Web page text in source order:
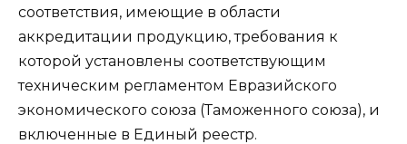
соответствия, имеющие в области
аккредитации продукцию, требования к
которой установлены соответствующим
техническим регламентом Евразийского
экономического союза (Таможенного союза), и
включенные в Единый реестр.